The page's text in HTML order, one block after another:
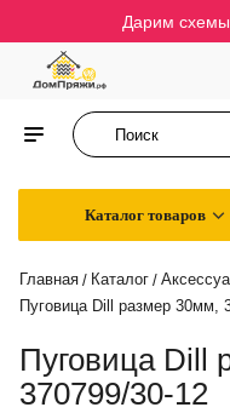
Дарим схемы
Каталог товаров
Главная / Каталог /
Пуговица Dill размер 30мм,
Пуговица Dill
370799/30-12